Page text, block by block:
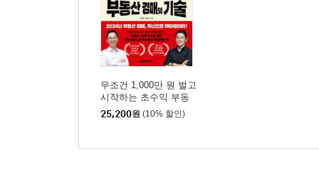
낙찰받은 내 땅을 무상으로 이용하겠다고 우길 때
: 협의가 수월할 법한 물건을 선별하는 안목
건물에 가압류가 걸려 있고 법정지상권이 성립하
: 지료를 받아도 좋고, 못 받아도 좋은 이유
모두가 꺼리지만 알고 보면 어렵지 않은 물건
: 상대방이 변호사를 선임했다는 건 그린 라이트
무조건 1,000만 원 벌고
시작하는 초수익 부동
산 경매의 기술
25,200원 (10% 할인)